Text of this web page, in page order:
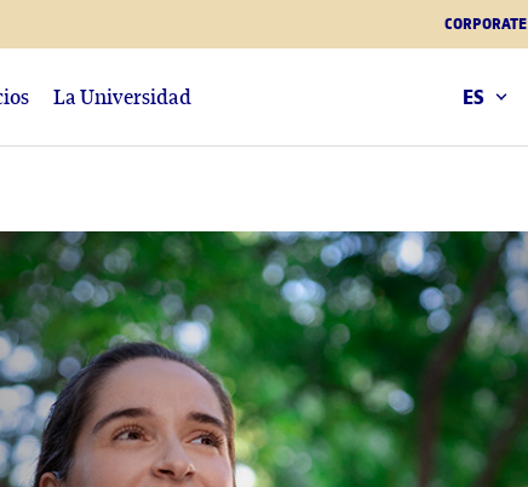
CORPORATE
La Universidad ES